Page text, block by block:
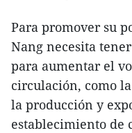
Para promover su
Nang necesita
para aumentar el
circulación, como
la producción y
establecimiento de